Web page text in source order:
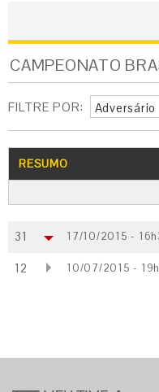
CAMPEONATO
FILTRE POR: Adversário
RESUMO
31 17/10/2015 -
12 10/07/2015 -